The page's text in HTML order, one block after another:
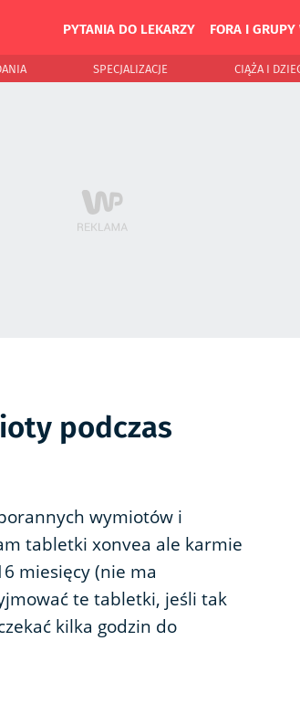
PYTANIA DO LEKARZY FORA I
SPECJALIZACJE CIĄŻA I
podczas
wymiotów i
tabletki xonvea ale karmie
miesięcy (nie ma
te tabletki, jeśli tak
kilka godzin do